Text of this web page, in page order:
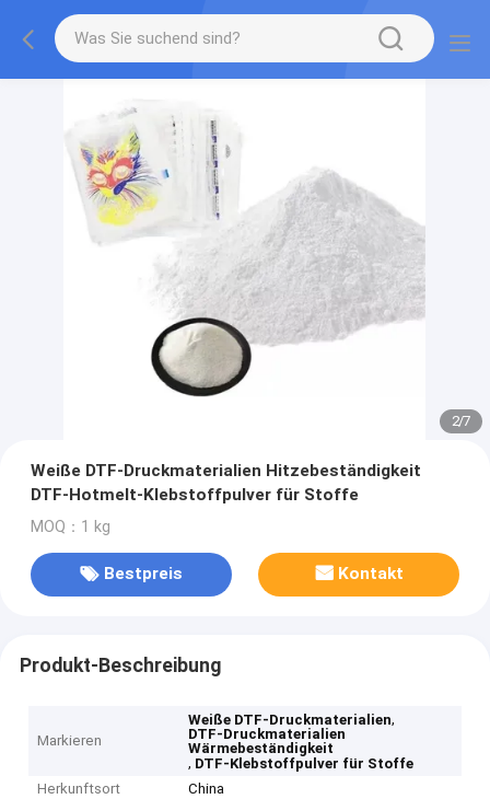
2/7
Weiße DTF-Druckmaterialien Hitzebeständigkeit
DTF-Hotmelt-Klebstoffpulver für Stoffe
MOQ：1 kg
Bestpreis Kontakt
Produkt-Beschreibung
Markieren
Weiße DTF-Druckmaterialien,
DTF-Druckmaterialien
Wärmebeständigkeit
, DTF-Klebstoffpulver für Stoffe
Herkunftsort
China